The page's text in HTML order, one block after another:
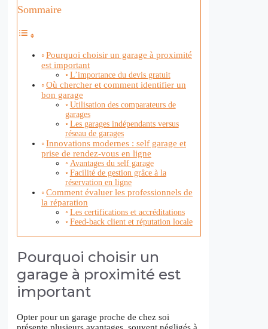
Sommaire
Pourquoi choisir un garage à proximité
est important
L’importance du devis gratuit
Où chercher et comment identifier un
bon garage
Utilisation des comparateurs de
garages
Les garages indépendants versus
réseau de garages
Innovations modernes : self garage et
prise de rendez-vous en ligne
Avantages du self garage
Facilité de gestion grâce à la
réservation en ligne
Comment évaluer les professionnels de
la réparation
Les certifications et accréditations
Feed-back client et réputation locale
Pourquoi choisir un
garage à proximité est
important
Opter pour un garage proche de chez soi
présente plusieurs avantages, souvent négligés à